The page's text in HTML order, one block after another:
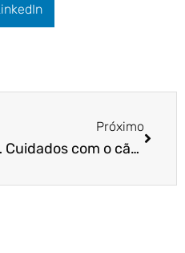
Próximo
Cuidados com o cão na velhice